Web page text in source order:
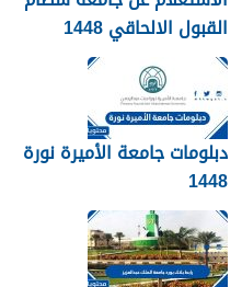
القبول الالحاقي 1448
دبلومات جامعة الأميرة نورة
1448